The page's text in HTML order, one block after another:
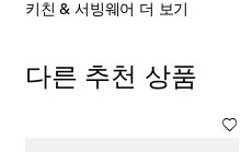
키친 & 서빙웨어 더 보기
다른 추천 상품